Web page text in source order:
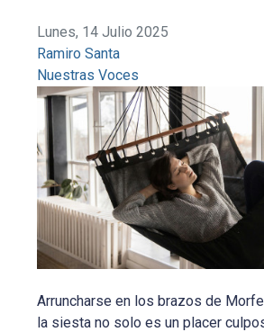
Lunes, 14 Julio 2025
Ramiro Santa
Nuestras Voces
Arruncharse en los brazos de
la siesta no solo es un placer